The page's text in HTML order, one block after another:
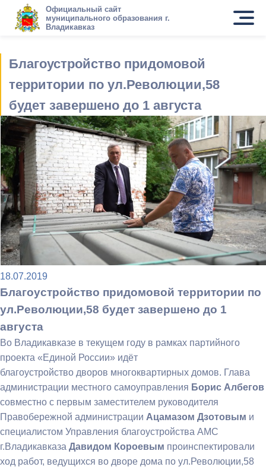
Официальный сайт
муниципального образования г.
Владикавказ
Благоустройство придомовой
территории по ул.Революции,58
будет завершено до 1 августа
18.07.2019
Благоустройство придомовой территории по
ул.Революции,58 будет завершено до 1
августа
Во Владикавказе в текущем году в рамках партийного
проекта «Единой России» идёт
благоустройство дворов многоквартирных домов. Глава
администрации местного самоуправления Борис Албегов
совместно с первым заместителем руководителя
Правобережной администрации Ацамазом Дзотовым и
специалистом Управления благоустройства АМС
г.Владикавказа Давидом Короевым проинспектировали
ход работ, ведущихся во дворе дома по ул.Революции,58